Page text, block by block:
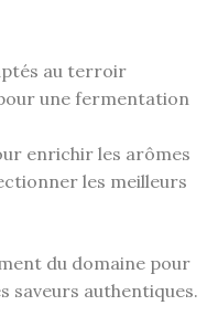
au terroir
une fermentation
enrichir les arômes
les meilleurs
du domaine pour
saveurs authentiques.